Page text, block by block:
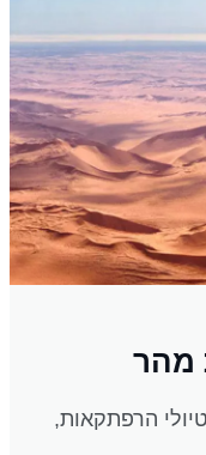
מהר
הרפתקאות,